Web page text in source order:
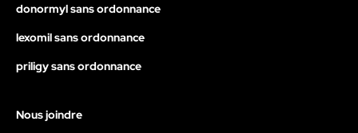
donormyl sans ordonnance
lexomil sans ordonnance
priligy sans ordonnance
Nous joindre